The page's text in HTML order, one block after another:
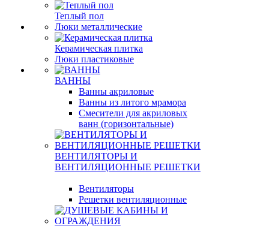
Теплый пол
Люки металлические
Керамическая плитка
Люки пластиковые
ВАННЫ
Ванны акриловые
Ванны из литого мрамора
Смесители для акриловых
ванн (горизонтальные)
ВЕНТИЛЯТОРЫ И
ВЕНТИЛЯЦИОННЫЕ РЕШЕТКИ
Вентиляторы
Решетки вентиляционные